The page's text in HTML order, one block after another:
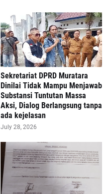
Sekretariat DPRD Muratara
Dinilai Tidak Mampu Menjawab
Substansi Tuntutan Massa
Aksi, Dialog Berlangsung tanpa
ada kejelasan
July 28, 2026